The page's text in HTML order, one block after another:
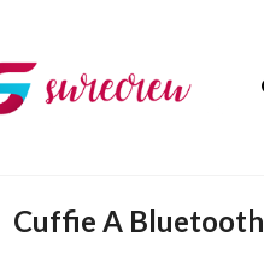
Cuffie A Bluetooth